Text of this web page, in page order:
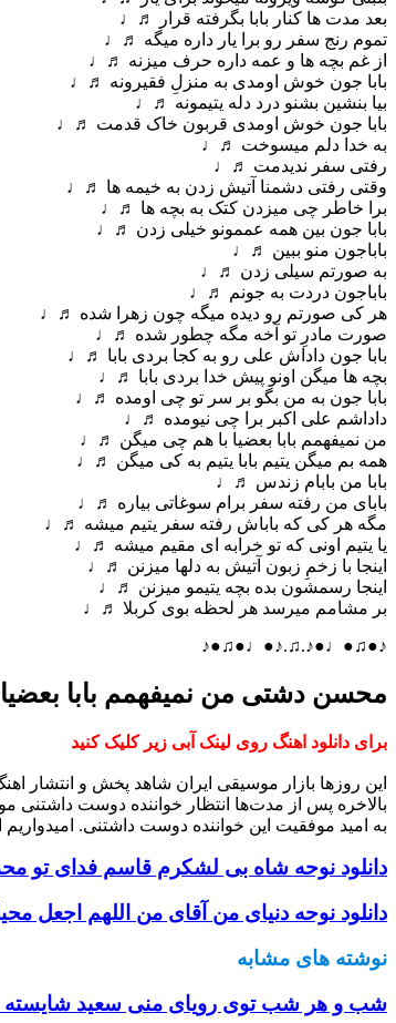
بعد مدت ها کنار بابا بگرفته قرار ♬♩
تموم رنج سفر رو برا یار داره میگه ♬♩
از غم بچه ها و عمه داره حرف میزنه ♬♩
بابا جون خوش اومدی به منزلِ فقیرونه ♬♩
بیا بنشین بشنو درد دله یتیمونه ♬♩
بابا جون خوش اومدی قربون خاک قدمت ♬♩
به خدا دلم میسوخت ♬♩
رفتی سفر ندیدمت ♬♩
وقتی رفتی دشمنا آتیش زدن به خیمه ها ♬♩
برا خاطر چی میزدن کتک به بچه ها ♬♩
بابا جون بین همه عممونو خیلی زدن ♬♩
باباجون منو ببین ♬♩
به صورتم سیلی زدن ♬♩
باباجون دردت به جونم ♬♩
هر کی صورتم رو دیده میگه چون زهرا شده ♬♩
صورت مادرِ تو آخه مگه چطور شده ♬♩
بابا جون داداش علی رو به کجا بردی بابا ♬♩
بچه ها میگن اونو پیش خدا بردی بابا ♬♩
بابا جون به من بگو بر سر تو چی اومده ♬♩
داداشم علی اکبر برا چی نیومده ♬♩
من نمیفهمم بابا بعضیا با هم چی میگن ♬♩
همه بم میگن یتیم بابا یتیم به کی میگن ♬♩
بابا من بابام زندس ♬♩
بابای من رفته سفر برام سوغاتی بیاره ♬♩
مگه هر کی که باباش رفته سفر یتیم میشه ♬♩
یا یتیم اونی که تو خرابه ای مقیم میشه ♬♩
اینجا با زخمِ زبون آتیش به دلها میزنن ♬♩
اینجا رسمشون بده بچه یتیمو میزنن ♬♩
بر مشامم میرسد هر لحظه بوی کربلا ♬♩
♪●♫●♩●♪.♫.♪●♩●♫●♪
محسن دشتی من نمیفهمم بابا
برای دانلود اهنگ روی لینک آبی زیر کلیک کنید
این روزها بازار موسیقی ایران شاهد پخش و انتشار
بالاخره پس از مدت‌ها انتظار خواننده دوست داشتنی
به امید موفقیت این خواننده دوست داشتنی.
دانلود نوحه شاه بی لشکرم قاسم فدای تو
دانلود نوحه دنیای من آقای من اللهم اجعل
نوشته های مشابه
شب و هر شب توی رویای منی سعید شایسته +